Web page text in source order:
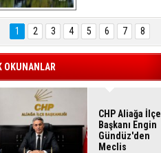
Hasan Eser'in
Objektifinden
1 2 3 4 5 6 7 8
OKUNANLAR
CHP Aliağa İlçe
Başkanı Engin
Gündüz'den
Meclis